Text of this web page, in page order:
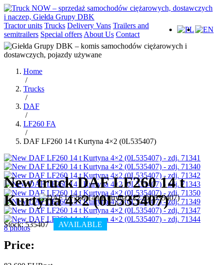
Tractor units Trucks Delivery Vans Trailers and
semitrailers Special offers About Us Contact
Home
/
Trucks
/
DAF
/
LF260 FA
/
DAF LF260 14 t Kurtyna 4×2 (0L535407)
8photos
New truck DAF LF260 14 t
Kurtyna 4×2 (0L535407)
Stock: 535407 AVAILABLE
Price: